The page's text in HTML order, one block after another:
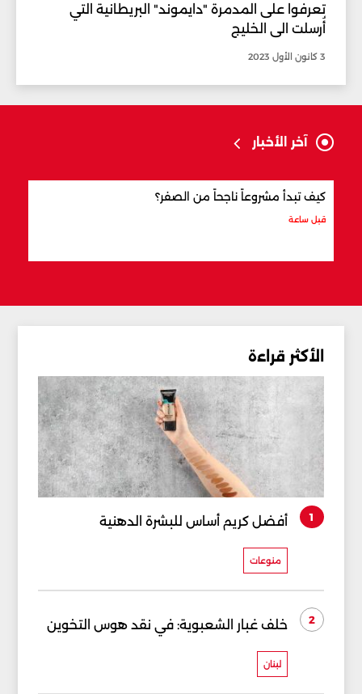
تعرفوا على المدمرة "دايموند" البريطانية التي
أُرسلت الى الخليج
3 كانون الأول 2023
آخر الأخبار
كيف تبدأ مشروعاً ناجحاً من الصفر؟
قبل ساعة
الأكثر قراءة
1 أفضل كريم أساس للبشرة الدهنية
منوعات
2 خلف غبار الشعبوية: في نقد هوس التخوين
لبنان